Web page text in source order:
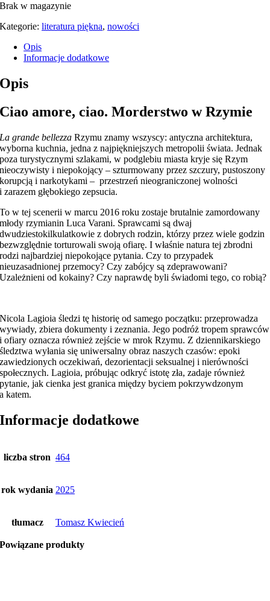
Brak w magazynie
Kategorie:literatura piękna,nowości
Opis
Informacje dodatkowe
Opis
Ciao amore, ciao. Morderstwo w Rzymie
La grande bellezzaRzymu znamy wszyscy: antyczna architektura,
wyborna kuchnia, jedna z najpiękniejszych metropolii świata. Jednak
poza turystycznymi szlakami, w podglebiu miasta kryje się Rzym
nieoczywisty i niepokojący – szturmowany przez szczury, pustoszony
korupcją i narkotykami – przestrzeń nieograniczonej wolności
i zarazem głębokiego zepsucia.
To w tej scenerii w marcu 2016 roku zostaje brutalnie zamordowany
młody rzymianin Luca Varani. Sprawcami są dwaj
dwudziestokilkulatkowie z dobrych rodzin, którzy przez wiele godzin
bezwzględnie torturowali swoją ofiarę. I właśnie natura tej zbrodni
rodzi najbardziej niepokojące pytania. Czy to przypadek
nieuzasadnionej przemocy? Czy zabójcy są zdeprawowani?
Uzależnieni od kokainy? Czy naprawdę byli świadomi tego, co robią?
Nicola Lagioia śledzi tę historię od samego początku: przeprowadza
wywiady, zbiera dokumenty i zeznania. Jego podróż tropem sprawców
i ofiary oznacza również zejście w mrok Rzymu. Z dziennikarskiego
śledztwa wyłania się uniwersalny obraz naszych czasów: epoki
zawiedzionych oczekiwań, dezorientacji seksualnej i nierówności
społecznych. Lagioia, próbując odkryć istotę zła, zadaje również
pytanie, jak cienka jest granica między byciem pokrzywdzonym
a katem.
Informacje dodatkowe
liczba stron 464
rok wydania 2025
tłumacz Tomasz Kwiecień
Powiązane produkty